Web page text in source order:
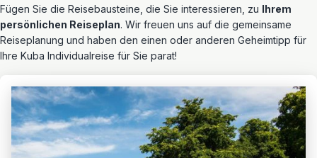
Fügen Sie die Reisebausteine, die Sie interessieren, zu Ihrem
persönlichen Reiseplan. Wir freuen uns auf die gemeinsame
Reiseplanung und haben den einen oder anderen Geheimtipp für
Ihre Kuba Individualreise für Sie parat!